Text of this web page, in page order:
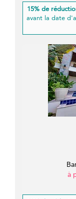
15% de
avant la date
à